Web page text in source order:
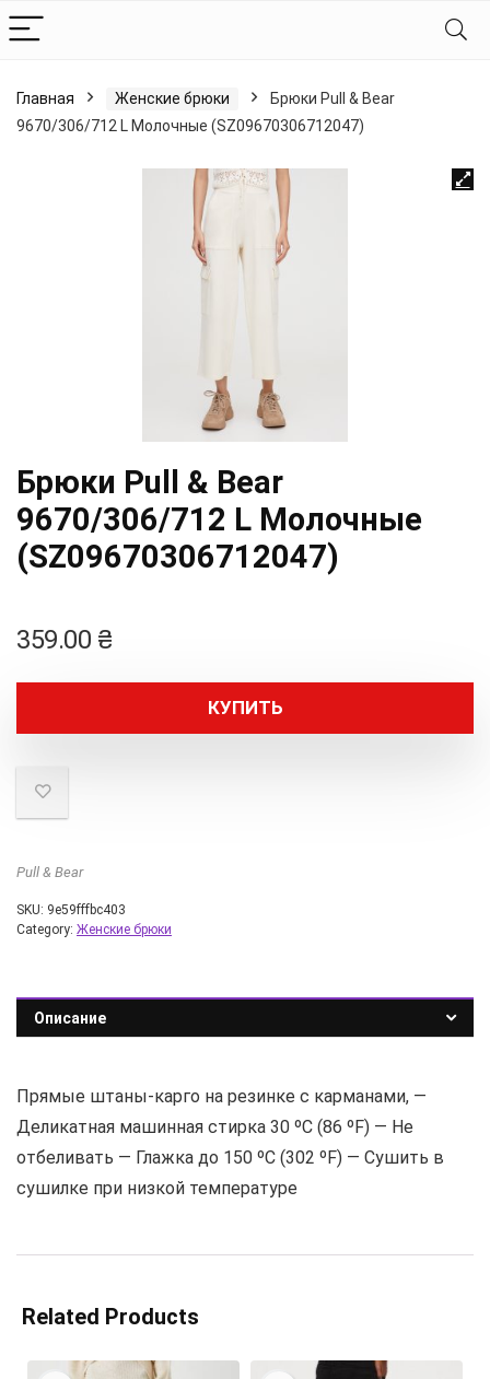
Главная Женские брюки
Брюки Pull & Bear
9670/306/712 L Молочные (SZ09670306712047)
Брюки Pull & Bear
9670/306/712 L Молочные
(SZ09670306712047)
359.00 ₴
КУПИТЬ
Pull & Bear
SKU: 9e59fffbc403
Category: Женские брюки
Описание
Прямые штаны-карго на резинке с карманами, —
Деликатная машинная стирка 30 ºC (86 ºF) — Не
отбеливать — Глажка до 150 ºC (302 ºF) — Сушить в
сушилке при низкой температуре
Related Products